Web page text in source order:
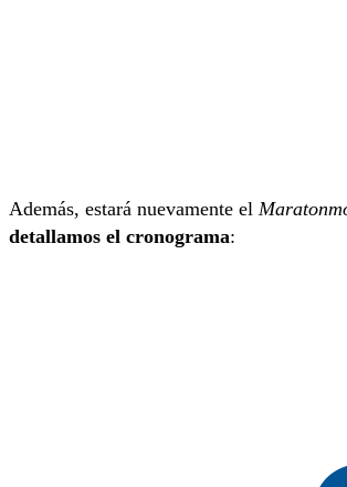
Además, estará nuevamente el
detallamos el cronograma: